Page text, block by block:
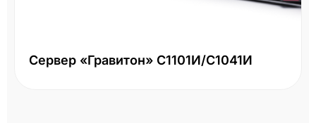
Сервер «Гравитон» С1101И/С1041И